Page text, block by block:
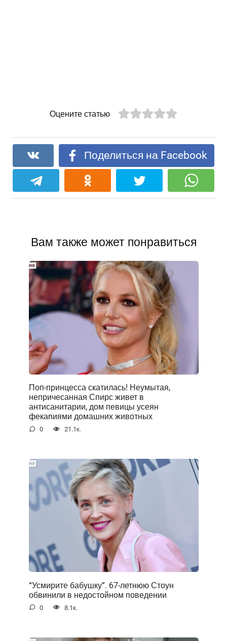
Оцените статью
Поделиться на Facebook
Вам также может понравиться
Поп-принцесса скатилась! Неумытая,
непричесанная Спирс живет в
антисанитарии, дом певицы усеян
фекаnиями домашних животных
0 21.1к.
“Усмирите бабушку”. 67-летнюю Стоун
обвинили в недостойном поведении
0 8.1к.